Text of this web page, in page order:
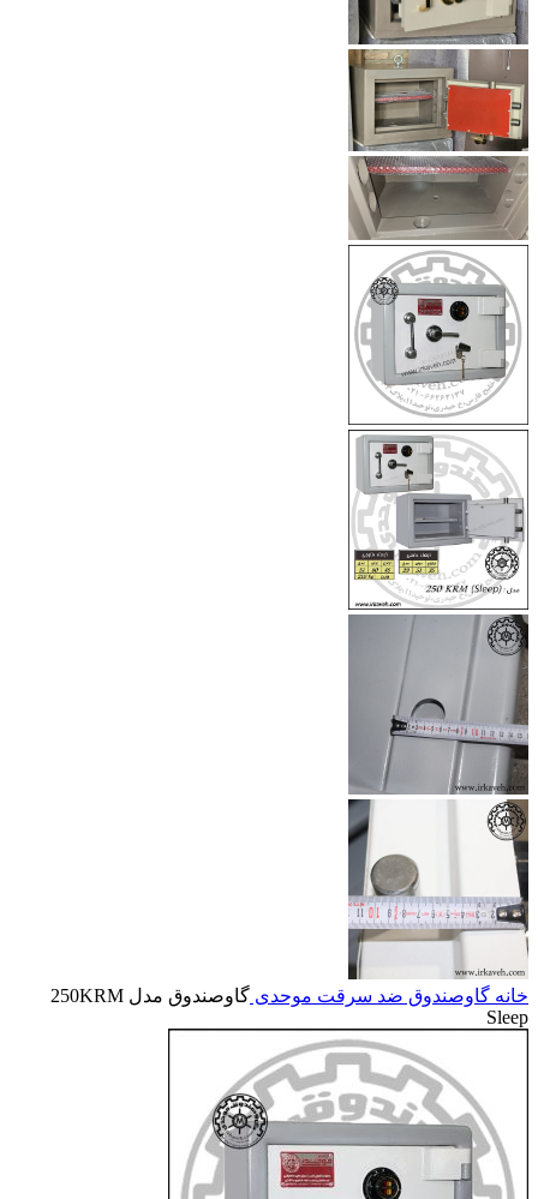
خانه گاوصندوق ضد سرقت موحدی
گاوصندوق مدل 250KRM
Sleep